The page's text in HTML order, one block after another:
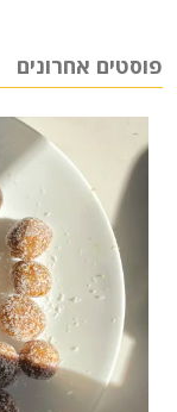
פוסטים אחרונים